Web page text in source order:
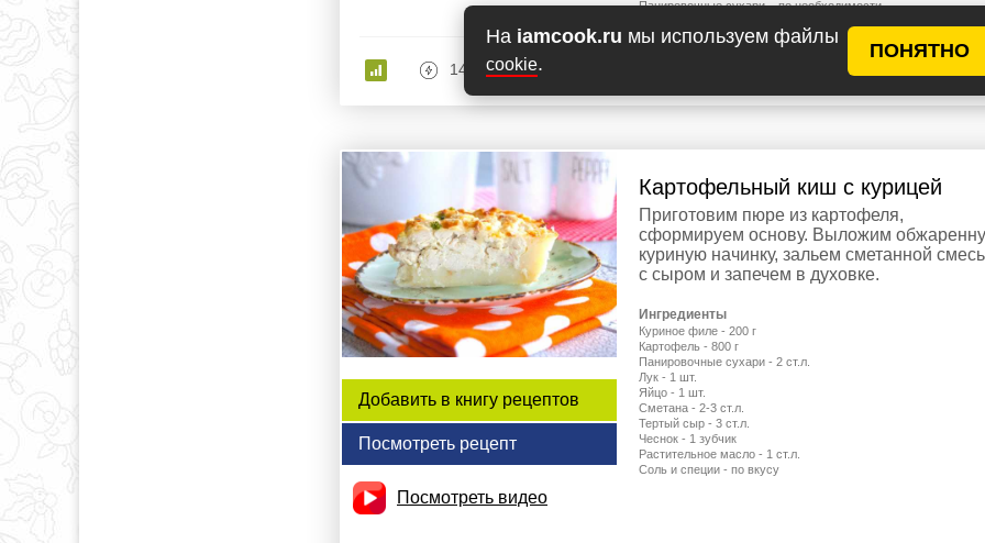
На iamcook.ru мы используем файлы
cookie.
ПОНЯТНО
Панировочные сухари – по необходимости
142 ккал
Добавить в книгу рецептов
Посмотреть рецепт
Посмотреть видео
Картофельный киш с курицей
Приготовим пюре из картофеля,
сформируем основу. Выложим
куриную начинку, зальем сметанной
с сыром и запечем в духовке.
Ингредиенты
Куриное филе - 200 г
Картофель - 800 г
Панировочные сухари - 2 ст.л.
Лук - 1 шт.
Яйцо - 1 шт.
Сметана - 2-3 ст.л.
Тертый сыр - 3 ст.л.
Чеснок - 1 зубчик
Растительное масло - 1 ст.л.
Соль и специи - по вкусу